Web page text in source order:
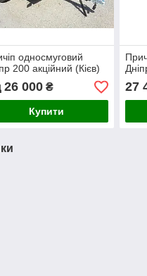
односмуговий
200 акційний (Кієв)
26 000₴
Купити
27